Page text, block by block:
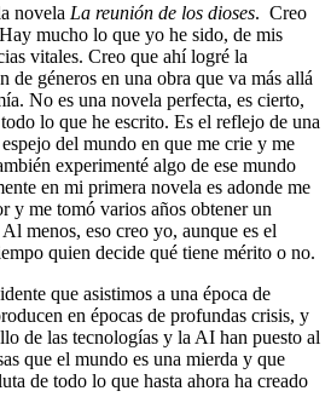
novela La reunión de los dioses. Creo
mucho lo que yo he sido, de mis
vitales. Creo que ahí logré la
de géneros en una obra que va más allá
No es una novela perfecta, es cierto,
lo que he escrito. Es el reflejo de una
del mundo en que me crie y me
experimenté algo de ese mundo
en mi primera novela es adonde me
y me tomó varios años obtener un
menos, eso creo yo, aunque es el
quien decide qué tiene mérito o no.
que asistimos a una época de
en épocas de profundas crisis, y
de las tecnologías y la AI han puesto al
que el mundo es una mierda y que
de todo lo que hasta ahora ha creado